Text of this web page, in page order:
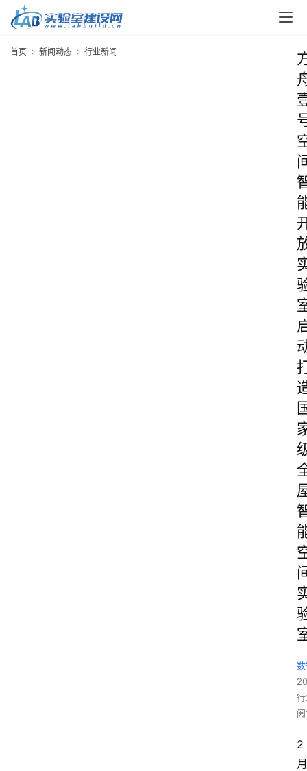
首页 新闻动态 行业新闻
2
月